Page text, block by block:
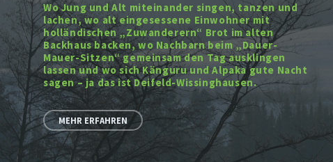
Wo Jung und Alt miteinander singen, tanzen und
lachen, wo alt eingesessene Einwohner mit
holländischen „Zuwanderern“ Brot im alten
Backhaus backen, wo Nachbarn beim „Dauer-
Mauer-Sitzen“ gemeinsam den Tag ausklingen
lassen und wo sich Känguru und Alpaka gute Nacht
sagen – ja das ist Deifeld-Wissinghausen.
MEHR ERFAHREN